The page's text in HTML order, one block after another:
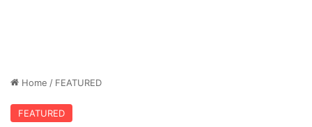
Home / FEATURED
FEATURED